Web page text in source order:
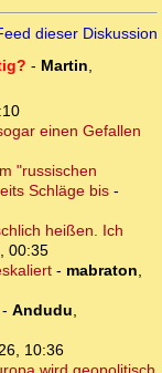
dieser Diskussion
- Martin,
einen Gefallen
"russischen
Schläge bis -
heißen. Ich
00:35
- mabraton,
- Andudu,
10:36